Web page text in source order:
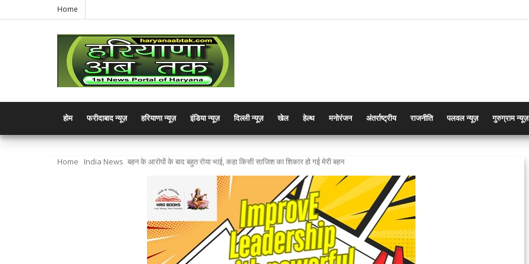
Home
होम फरीदाबाद न्यूज़ हरियाणा न्यूज़ इंडिया न्यूज़ दिल्ली न्यूज़ खेल हेल्थ मनोरंजन अंतर्राष्ट्रीय राजनीति पलवल न्यूज़ गुरुग्राम न्यूज़
Home India News बहन के आरोपों के बाद बहुत रोया भाई, कहा किसी साजिश का शिकार हो गई मेरी बहन